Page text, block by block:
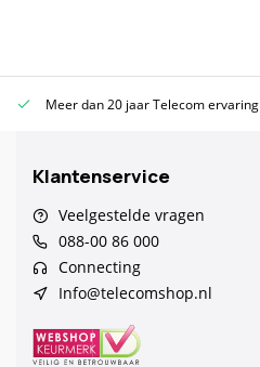
Meer dan 20 jaar Telecom ervaring
Klantenservice
Veelgestelde vragen
088-00 86 000
Connecting
Info@telecomshop.nl